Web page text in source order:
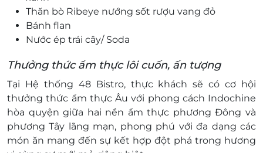
Thăn bò Ribeye nướng sốt rượu vang đỏ
Bánh flan
Nước ép trái cây/ Soda
Thưởng thức ẩm thực lôi cuốn, ấn tượng
Tại Hệ thống 48 Bistro, thực khách sẽ có cơ hội
thưởng thức ẩm thực Âu với phong cách Indochine
hòa quyện giữa hai nền ẩm thực phương Đông và
phương Tây lãng mạn, phong phú với đa dạng các
món ăn mang đến sự kết hợp đột phá trong hương